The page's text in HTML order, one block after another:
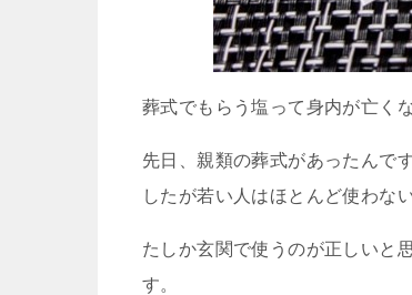
葬式でもらう塩って身内が亡く
先日、親類の葬式があったんで
したが若い人はほとんど使わな
たしか玄関で使うのが正しいと
す。